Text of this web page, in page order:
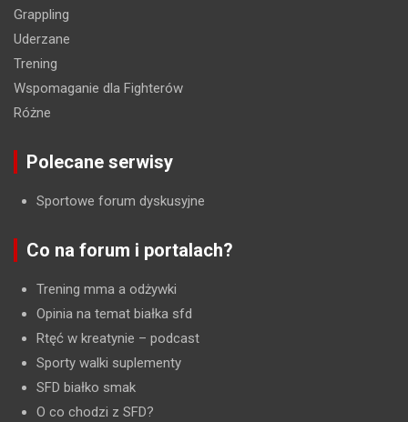
Grappling
Uderzane
Trening
Wspomaganie dla Fighterów
Różne
Polecane serwisy
Sportowe forum dyskusyjne
Co na forum i portalach?
Trening mma a odżywki
Opinia na temat białka sfd
Rtęć w kreatynie – podcast
Sporty walki suplementy
SFD białko smak
O co chodzi z SFD?